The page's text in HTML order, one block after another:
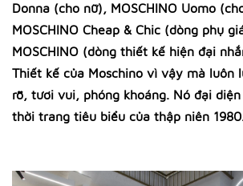
Donna (cho nữ), MOSCHINO Uomo
MOSCHINO Cheap & Chic (dòng phụ
MOSCHINO (dòng thiết kế hiện đại
Thiết kế của Moschino vì vậy mà luôn
rỡ, tươi vui, phóng khoáng. Nó đại
thời trang tiêu biểu của thập niên